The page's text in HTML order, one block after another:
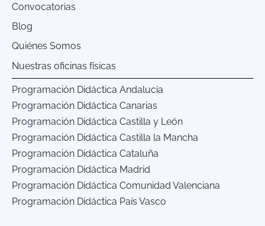
Programación Didáctica Andalucía
Programación Didáctica Canarias
Programación Didáctica Castilla y León
Programación Didáctica Castilla la Mancha
Programación Didáctica Cataluña
Programación Didáctica Madrid
Programación Didáctica Comunidad Valenciana
Programación Didáctica País Vasco
Convocatorias
Blog
Quiénes Somos
Nuestras oficinas físicas